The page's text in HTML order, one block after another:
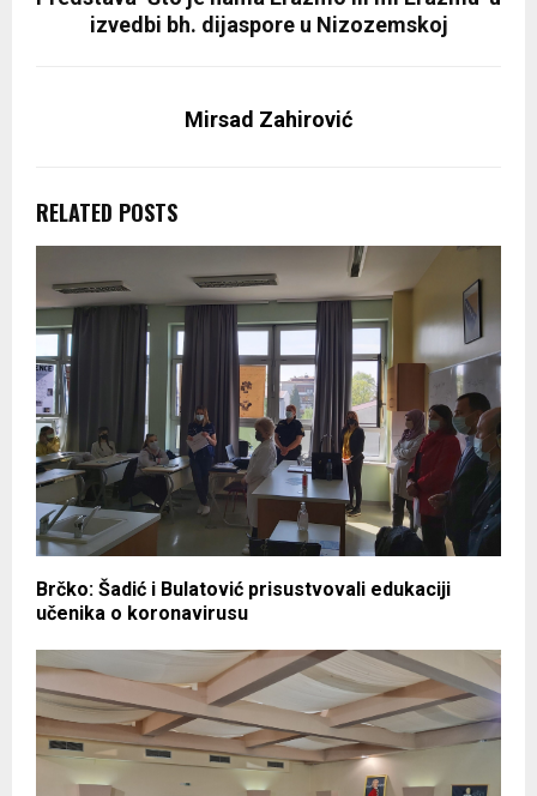
izvedbi bh. dijaspore u Nizozemskoj
Mirsad Zahirović
RELATED POSTS
Brčko: Šadić i Bulatović prisustvovali edukaciji
učenika o koronavirusu